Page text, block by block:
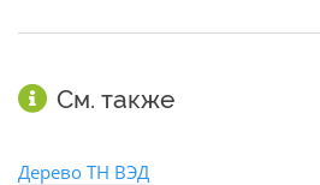
См. также
Дерево ТН ВЭД